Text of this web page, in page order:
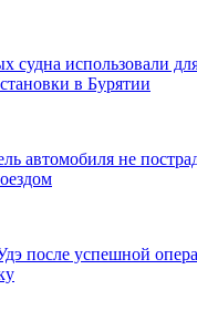
судна использовали
в Бурятии
автомобиля не
после успешной